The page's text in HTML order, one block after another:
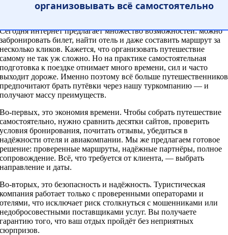
организовывать всё самостоятельно
Категории:Блог
Сегодня интернет предлагает множество возможностей: можно
забронировать билет, найти отель и даже составить маршрут за
несколько кликов. Кажется, что организовать путешествие
самому не так уж сложно. Но на практике самостоятельная
подготовка к поездке отнимает много времени, сил и часто
выходит дороже. Именно поэтому всё больше путешественников
предпочитают брать путёвки через нашу туркомпанию — и
получают массу преимуществ.
Во-первых, это экономия времени. Чтобы собрать путешествие
самостоятельно, нужно сравнить десятки сайтов, проверить
условия бронирования, почитать отзывы, убедиться в
надёжности отеля и авиакомпании. Мы же предлагаем готовое
решение: проверенные маршруты, надёжные партнёры, полное
сопровождение. Всё, что требуется от клиента, — выбрать
направление и даты.
Во-вторых, это безопасность и надёжность. Туристическая
компания работает только с проверенными операторами и
отелями, что исключает риск столкнуться с мошенниками или
недобросовестными поставщиками услуг. Вы получаете
гарантию того, что ваш отдых пройдёт без неприятных
сюрпризов.